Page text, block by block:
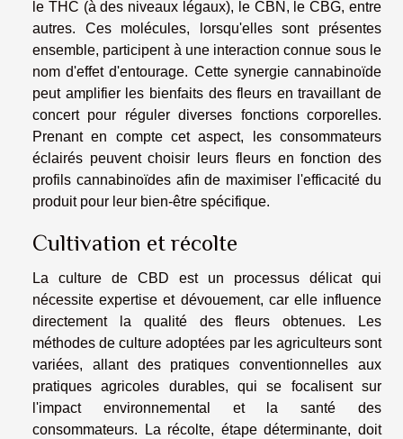
le THC (à des niveaux légaux), le CBN, le CBG, entre
autres. Ces molécules, lorsqu'elles sont présentes
ensemble, participent à une interaction connue sous le
nom d'effet d'entourage. Cette synergie cannabinoïde
peut amplifier les bienfaits des fleurs en travaillant de
concert pour réguler diverses fonctions corporelles.
Prenant en compte cet aspect, les consommateurs
éclairés peuvent choisir leurs fleurs en fonction des
profils cannabinoïdes afin de maximiser l'efficacité du
produit pour leur bien-être spécifique.
Cultivation et récolte
La culture de CBD est un processus délicat qui
nécessite expertise et dévouement, car elle influence
directement la qualité des fleurs obtenues. Les
méthodes de culture adoptées par les agriculteurs sont
variées, allant des pratiques conventionnelles aux
pratiques agricoles durables, qui se focalisent sur
l'impact environnemental et la santé des
consommateurs. La récolte, étape déterminante, doit